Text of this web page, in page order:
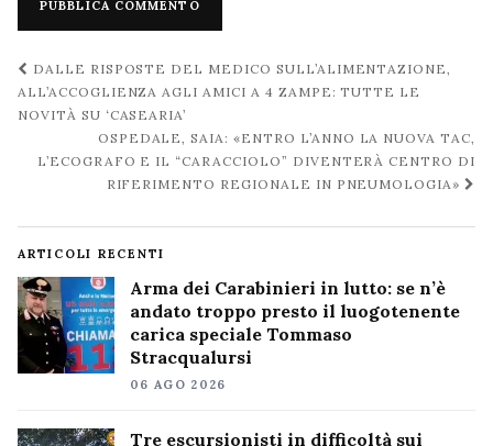
Navigazione
post
DALLE RISPOSTE DEL MEDICO SULL’ALIMENTAZIONE,
ALL’ACCOGLIENZA AGLI AMICI A 4 ZAMPE: TUTTE LE
NOVITÀ SU ‘CASEARIA’
OSPEDALE, SAIA: «ENTRO L’ANNO LA NUOVA TAC,
L’ECOGRAFO E IL “CARACCIOLO” DIVENTERÀ CENTRO DI
RIFERIMENTO REGIONALE IN PNEUMOLOGIA»
ARTICOLI RECENTI
Arma dei Carabinieri in lutto: se n’è
andato troppo presto il luogotenente
carica speciale Tommaso
Stracqualursi
06 AGO 2026
Tre escursionisti in difficoltà sui